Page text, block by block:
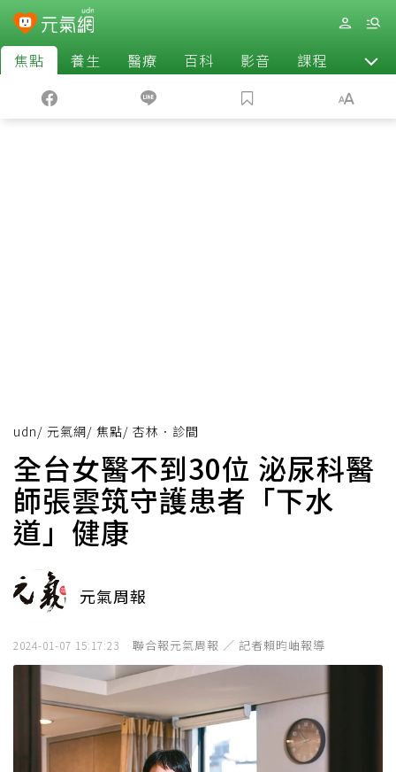
焦點 養生 醫療 百科 影音 課程 退休
udn/ 元氣網/ 焦點/ 杏林．診間
全台女醫不到30位 泌尿科醫
師張雲筑守護患者「下水
道」健康
元氣周報
2024-01-07 15:17:23 聯合報元氣周報 ／ 記者賴昀岫報導